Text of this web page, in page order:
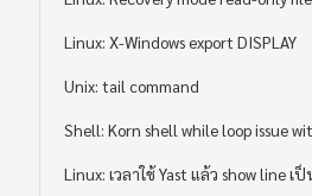
Linux: X-Windows export DISPLAY
Unix: tail command
Shell: Korn shell while loop issue
Linux: เวลาใช้ Yast แล้ว show line